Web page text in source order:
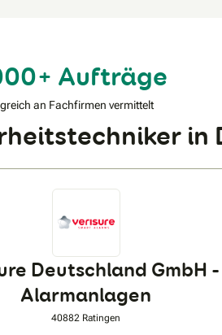
Aufträge
an Fachfirmen vermittelt
in
Deutschland GmbH -
Alarmanlagen
40882 Ratingen